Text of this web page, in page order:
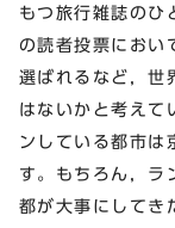
もつ旅行雑誌のひ
の読者投票におい
選ばれるなど，世
はないかと考えて
ンしている都市は
す。もちろん，ラ
都が大事にしてき